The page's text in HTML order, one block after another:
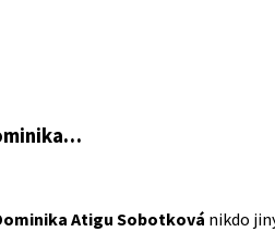
Atigu Sobotková nikdo